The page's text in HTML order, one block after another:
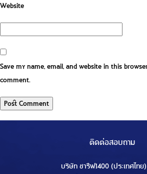
Website
Save my name, email, and website in this
comment.
ติดต่อสอบถาม
บริษัท ชารีฟ1400 (ประเทศไทย